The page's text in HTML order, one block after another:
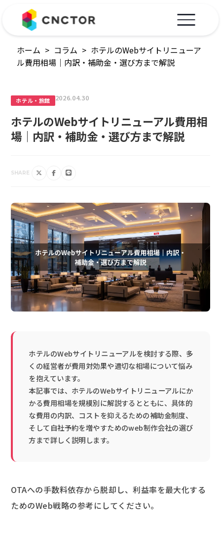
ホーム > コラム > ホテルのWebサイトリニューア
ル費用相場｜内訳・補助金・選び方まで解説
ホテル・旅館 2026.04.30
ホテルのWebサイトリニューアル費用相
場｜内訳・補助金・選び方まで解説
SHARE
ホテルのWebサイトリニューアルを検討する際、多
くの経営者が費用対効果や適切な相場について悩み
を抱えています。
本記事では、ホテルのWebサイトリニューアルにか
かる費用相場を規模別に解説するとともに、具体的
な費用の内訳、コストを抑えるための補助金制度、
そして自社予約を増やすためのweb制作会社の選び
方まで詳しく説明します。
OTAへの手数料依存から脱却し、利益率を最大化する
ためのWeb戦略の参考にしてください。